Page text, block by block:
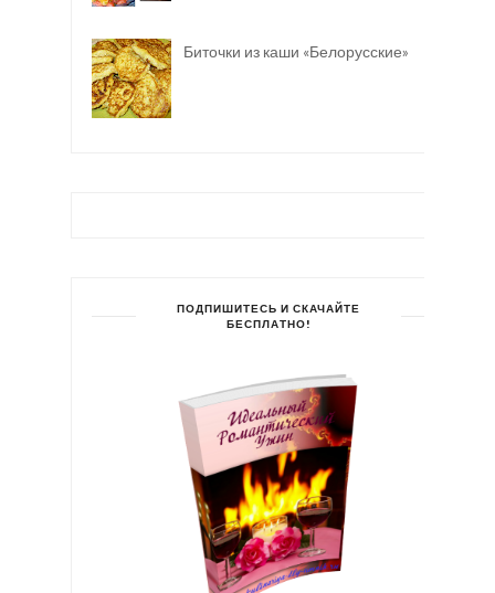
Биточки из каши «Белорусские»
ПОДПИШИТЕСЬ И СКАЧАЙТЕ
БЕСПЛАТНО!